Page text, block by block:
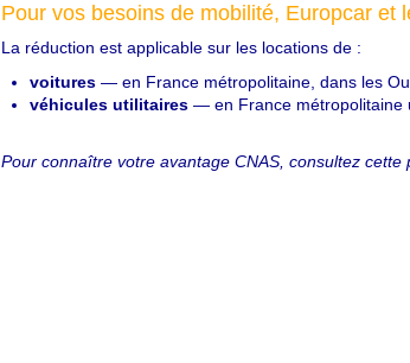
Pour vos besoins de mobilité, Europcar et
La réduction est applicable sur les locations de :
voitures — en France métropolitaine, dans les
véhicules utilitaires — en France métropolitaine
Pour connaître votre avantage CNAS, consultez